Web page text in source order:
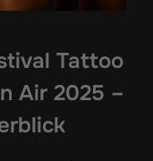
Tattoo
Air 2025 –